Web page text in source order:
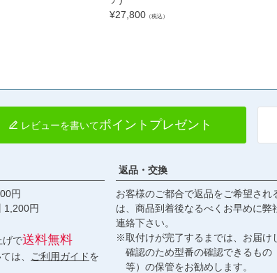
¥27,800（税込）
レビューを書いてポイントプレゼント
円
円
げで送料無料
は、 ご利用ガイドを
返品・交換
お客様のご都合で返品をご希望され
は、商品到着後なるべくお早めに弊
連絡下さい。
※取付けが完了するまでは、お届け
確認のため型番の確認できるもの
等）の保管をお勧めします。